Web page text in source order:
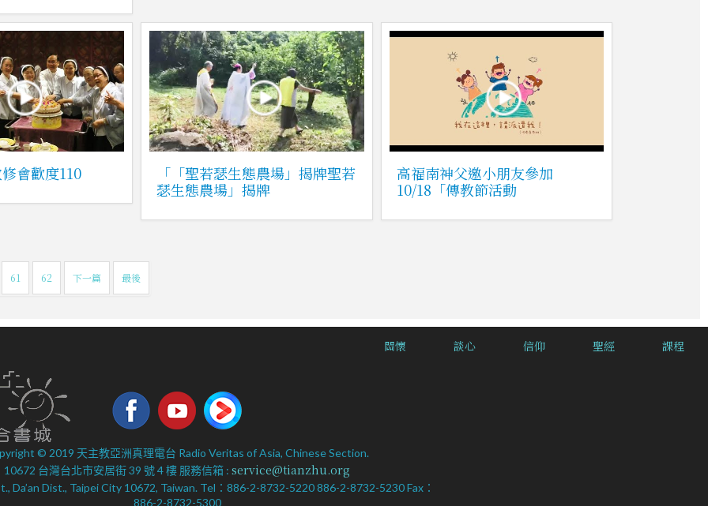
會歡度110
「「聖若瑟生態農場」揭牌聖若
瑟生態農場」揭牌
高福南神父邀小朋友參加
10/18「傳教節活動
61 62 下一篇 最後
關懷 談心 信仰 聖經 課程
© 2019 天主教亞洲真理電台 Radio Veritas of Asia, Chinese Section.
10672 台灣台北市安居街 39 號 4 樓 服務信箱 : service@tianzhu.org
Da’an Dist., Taipei City 10672, Taiwan. Tel：886-2-8732-5220 886-2-8732-5230 Fax：
886-2-8732-5300